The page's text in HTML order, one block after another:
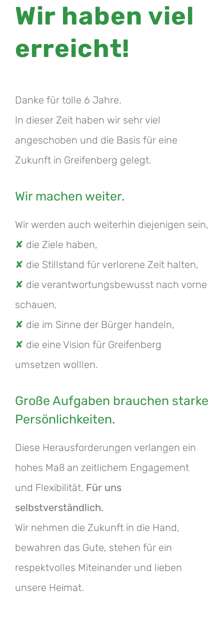
Wir haben viel
erreicht!
Danke für tolle 6 Jahre.
In dieser Zeit haben wir sehr viel
angeschoben und die Basis für eine
Zukunft in Greifenberg gelegt.
Wir machen weiter.
Wir werden auch weiterhin diejenigen sein,
✘ die Ziele haben,
✘ die Stillstand für verlorene Zeit halten,
✘ die verantwortungsbewusst nach vorne
schauen,
✘ die im Sinne der Bürger handeln,
✘ die eine Vision für Greifenberg
umsetzen wolllen.
Große Aufgaben brauchen starke
Persönlichkeiten.
Diese Herausforderungen verlangen ein
hohes Maß an zeitlichem Engagement
und Flexibilität. Für uns
selbstverständlich.
Wir nehmen die Zukunft in die Hand,
bewahren das Gute, stehen für ein
respektvolles Miteinander und lieben
unsere Heimat.